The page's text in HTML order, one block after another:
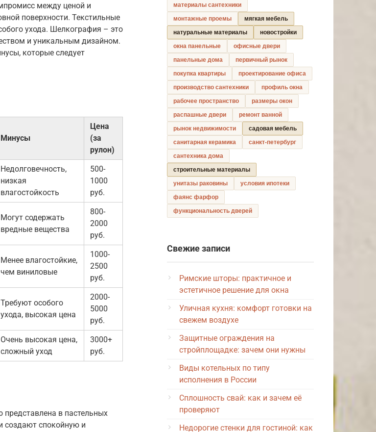
между ценой и
поверхности. Текстильные
ухода. Шелкография – это
и уникальным дизайном.
которые следует
Минусы
Цена
(за
рулон)
Недолговечность,
низкая
влагостойкость
500-
1000
руб.
Могут содержать
вредные вещества
800-
2000
руб.
Менее влагостойкие,
чем виниловые
1000-
2500
руб.
Требуют особого
ухода, высокая цена
2000-
5000
руб.
Очень высокая цена,
сложный уход
3000+
руб.
в пастельных
создают спокойную и
материалы сантехники
монтажные проемы
мягкая мебель
натуральные материалы
новостройки
окна панельные
офисные двери
панельные дома
первичный рынок
покупка квартиры
проектирование офиса
производство сантехники
профиль окна
рабочее пространство
размеры окон
распашные двери
ремонт ванной
рынок недвижимости
садовая мебель
санитарная керамика
санкт-петербург
сантехника дома
строительные материалы
унитазы раковины
условия ипотеки
фаянс фарфор
функциональность дверей
Свежие записи
Римские шторы: практичное и
эстетичное решение для окна
Уличная кухня: комфорт готовки на
свежем воздухе
Защитные ограждения на
стройплощадке: зачем они нужны
Виды котельных по типу
исполнения в России
Сплошность свай: как и зачем её
проверяют
Недорогие стенки для гостиной: как